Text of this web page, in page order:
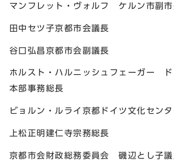
マンフレット・ヴォルフ ケルン市副市
田中セツ子京都市会議長
谷口弘昌京都市会副議長
ホルスト・ハルニッシュフェーガー ド
本部事務総長
ビョルン・ルライ京都ドイツ文化セン
上松正明建仁寺宗務総長
京都市会財政総務委員会 磯辺とし子議